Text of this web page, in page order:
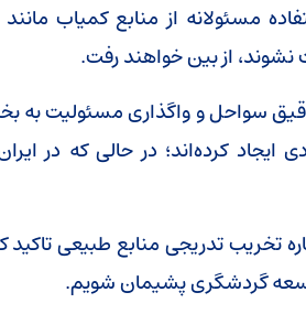
مسئولانه از منابع کمیاب
از بین خواهند رفت.
دقیق سواحل و واگذاری مسئولیت
کرده‌اند؛ در حالی که در
تخریب تدریجی منابع طبیعی تاکید
گردشگری پشیمان شویم.